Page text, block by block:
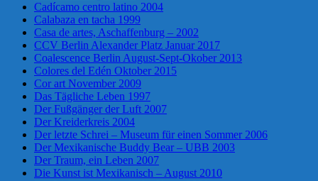
Cadícamo centro latino 2004
Calabaza en tacha 1999
Casa de artes, Aschaffenburg – 2002
CCV Berlin Alexander Platz Januar 2017
Coalescence Berlin August-Sept-Okober 2013
Colores del Edén Oktober 2015
Cor art November 2009
Das Tägliche Leben 1997
Der Fußgänger der Luft 2007
Der Kreiderkreis 2004
Der letzte Schrei – Museum für einen Sommer 2006
Der Mexikanische Buddy Bear – UBB 2003
Der Traum, ein Leben 2007
Die Kunst ist Mexikanisch – August 2010